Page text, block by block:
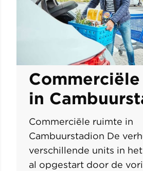
in
Commerciële ruimte in
Cambuurstadion De
verschillende units in
al opgestart door de